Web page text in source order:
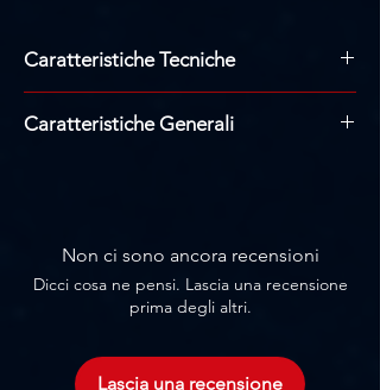
Caratteristiche Tecniche
ALTOPARLANTI: 1 woofer in
mm, 750 mV RMS + 1 x RJ-45 Ethernet
(connessione dati secondaria, necessita
sempre di una connessione Wi-Fi per il
USCITE:1 altoparlante passivo, 8 Ω,
Caratteristiche Generali
Riproduzione Wi-Fi di playlist, servizi
musicali online e radio Internet.
Funzione Multiroom (gli altoparlanti
all'altoparlante principale. Devono
trovarsi all'interno della sua portata)
Non ci sono ancora recensioni
Dicci cosa ne pensi. Lascia una recensione
prima degli altri.
Lascia una recensione